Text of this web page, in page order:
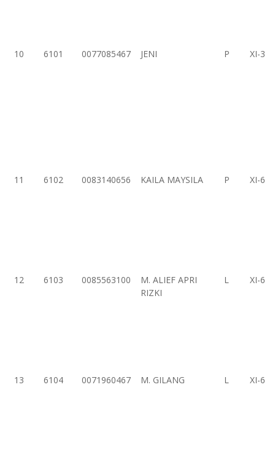
10 6101 0077085467 JENI P XI-3
11 6102 0083140656 KAILA MAYSILA P XI-6
12 6103 0085563100
M. ALIEF APRI
RIZKI
L XI-6
13 6104 0071960467 M. GILANG L XI-6